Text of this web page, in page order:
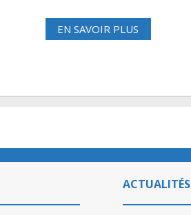
EN SAVOIR PLUS
ACTUALITÉS